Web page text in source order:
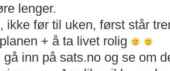
lenger.
ikke før til uken, først står
+ å ta livet rolig
gå inn på sats.no og se om